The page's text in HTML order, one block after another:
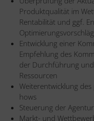
Produktqualität im
Rentabilität und ggf.
Entwicklung einer
Empfehlung des
der Durchführung
Ressourcen
Weiterentwicklung
hows
Steuerung der
Markt- und